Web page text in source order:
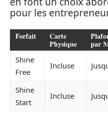
pour les
Forfait Carte
Physique par
Shine
Free
Incluse
Shine
Start
Incluse